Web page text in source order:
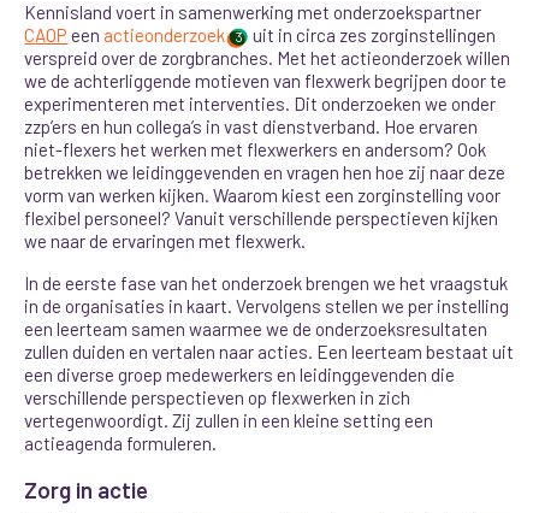
Kennisland voert in samenwerking met onderzoekspartner
CAOP een actieonderzoek 3 uit in circa zes zorginstellingen
verspreid over de zorgbranches. Met het actieonderzoek willen
we de achterliggende motieven van flexwerk begrijpen door te
experimenteren met interventies. Dit onderzoeken we onder
zzp’ers en hun collega’s in vast dienstverband. Hoe ervaren
niet-flexers het werken met flexwerkers en andersom? Ook
betrekken we leidinggevenden en vragen hen hoe zij naar deze
vorm van werken kijken. Waarom kiest een zorginstelling voor
flexibel personeel? Vanuit verschillende perspectieven kijken
we naar de ervaringen met flexwerk.
In de eerste fase van het onderzoek brengen we het vraagstuk
in de organisaties in kaart. Vervolgens stellen we per instelling
een leerteam samen waarmee we de onderzoeksresultaten
zullen duiden en vertalen naar acties. Een leerteam bestaat uit
een diverse groep medewerkers en leidinggevenden die
verschillende perspectieven op flexwerken in zich
vertegenwoordigt. Zij zullen in een kleine setting een
actieagenda formuleren.
Zorg in actie